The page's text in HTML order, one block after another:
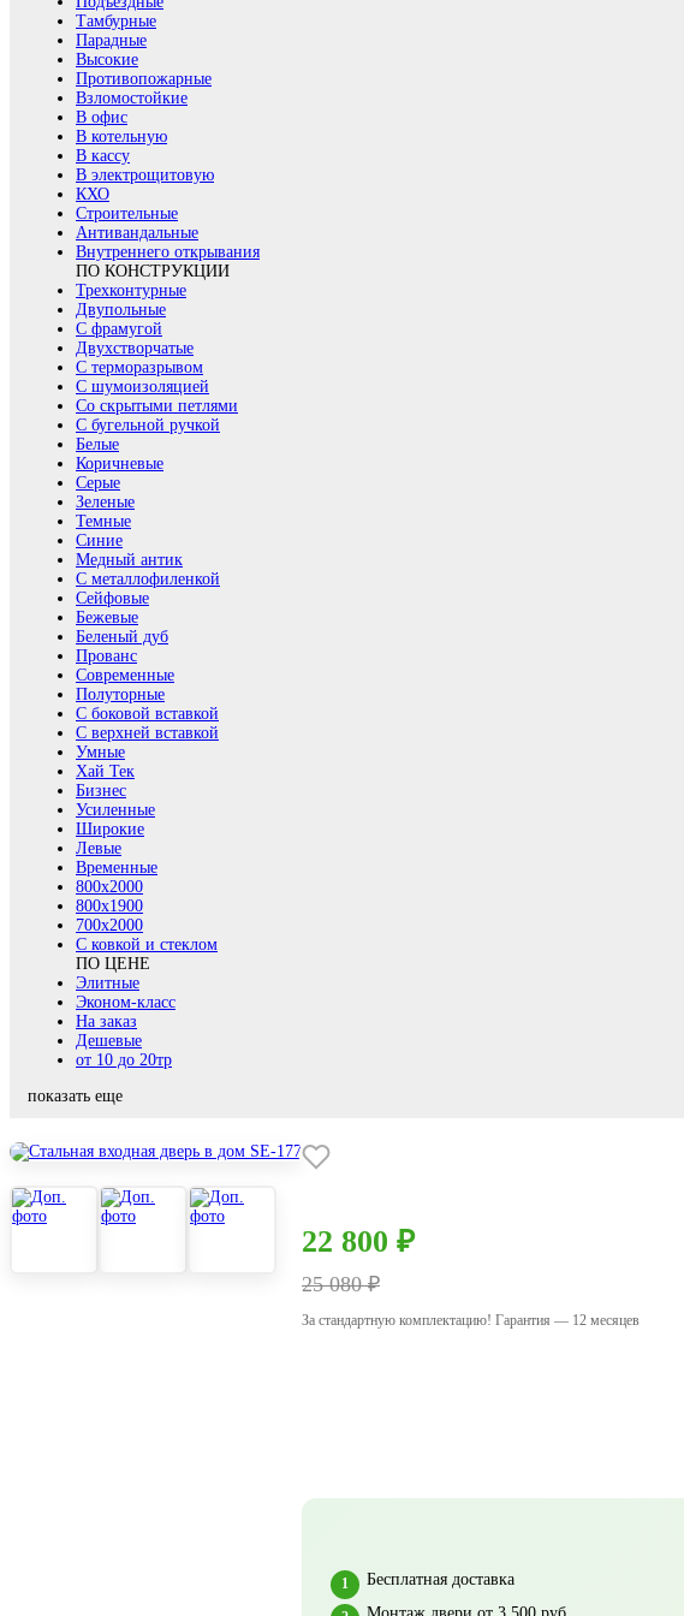
Тамбурные
Парадные
Высокие
Противопожарные
Взломостойкие
В офис
В котельную
В кассу
В электрощитовую
КХО
Строительные
Антивандальные
Внутреннего открывания
ПО КОНСТРУКЦИИ
Трехконтурные
Двупольные
С фрамугой
Двухстворчатые
С терморазрывом
С шумоизоляцией
Со скрытыми петлями
С бугельной ручкой
Белые
Коричневые
Серые
Зеленые
Темные
Синие
Медный антик
С металлофиленкой
Сейфовые
Бежевые
Беленый дуб
Прованс
Современные
Полуторные
С боковой вставкой
С верхней вставкой
Умные
Хай Тек
Бизнес
Усиленные
Широкие
Левые
Временные
800х2000
800x1900
700x2000
С ковкой и стеклом
ПО ЦЕНЕ
Элитные
Эконом-класс
На заказ
Дешевые
от 10 до 20тр
показать еще
22 800 ₽
25 080 ₽
За стандартную комплектацию! Гарантия — 12 месяцев
Бесплатная доставка